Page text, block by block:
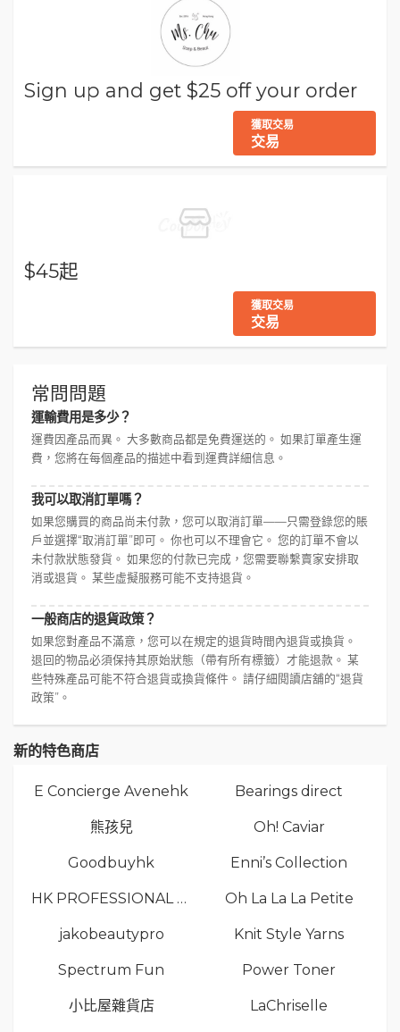
Sign up and get $25 off your order
獲取交易
交易
$45起
獲取交易
交易
常問問題
運輸費用是多少？
運費因產品而異。 大多數商品都是免費運送的。 如果訂單產生運
費，您將在每個產品的描述中看到運費詳細信息。
我可以取消訂單嗎？
如果您購買的商品尚未付款，您可以取消訂單——只需登錄您的賬
戶並選擇“取消訂單”即可。 你也可以不理會它。 您的訂單不會以
未付款狀態發貨。 如果您的付款已完成，您需要聯繫賣家安排取
消或退貨。 某些虛擬服務可能不支持退貨。
一般商店的退貨政策？
如果您對產品不滿意，您可以在規定的退貨時間內退貨或換貨。
退回的物品必須保持其原始狀態（帶有所有標籤）才能退款。 某
些特殊產品可能不符合退貨或換貨條件。 請仔細閱讀店舖的“退貨
政策”。
新的特色商店
E Concierge Avenehk Bearings direct
熊孩兒 Oh! Caviar
Goodbuyhk Enni’s Collection
HK PROFESSIONAL TV LIMITED Oh La La La Petite
jakobeautypro Knit Style Yarns
Spectrum Fun Power Toner
小比屋雜貨店 LaChriselle